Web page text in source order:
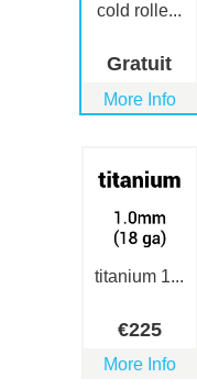
cold rolle...
Gratuit
More Info
titanium 1...
€225
More Info